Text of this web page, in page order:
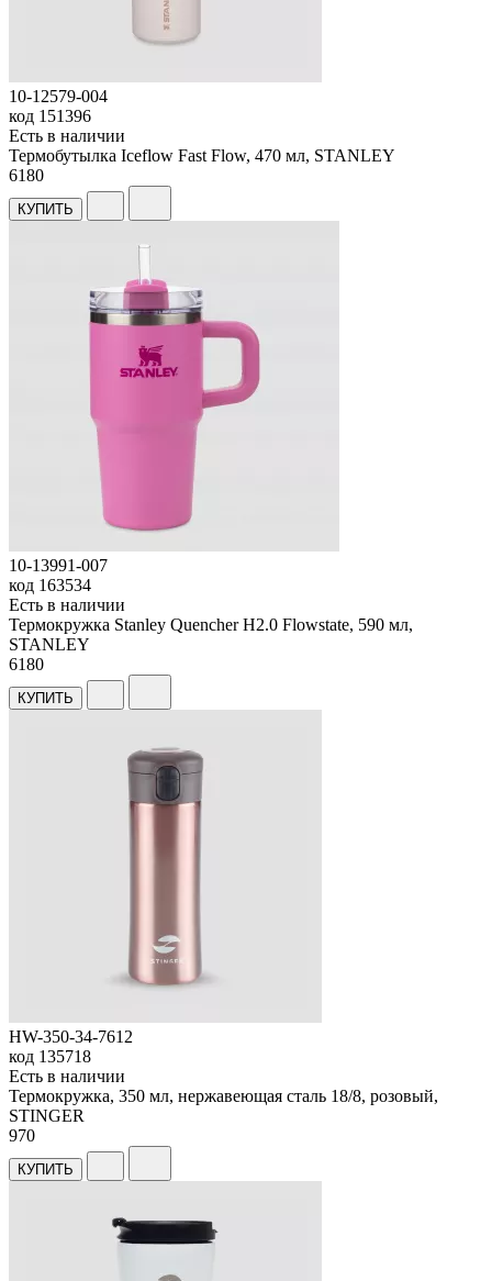
10-12579-004
код 151396
Есть в наличии
Термобутылка Iceflow Fast Flow, 470 мл, STANLEY
6180
КУПИТЬ
10-13991-007
код 163534
Есть в наличии
Термокружка Stanley Quencher H2.0 Flowstate, 590 мл,
STANLEY
6180
КУПИТЬ
HW-350-34-7612
код 135718
Есть в наличии
Термокружка, 350 мл, нержавеющая сталь 18/8, розовый,
STINGER
970
КУПИТЬ